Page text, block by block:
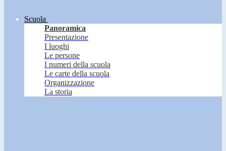
Scuola
Panoramica
Presentazione
I luoghi
Le persone
I numeri della scuola
Le carte della scuola
Organizzazione
La storia